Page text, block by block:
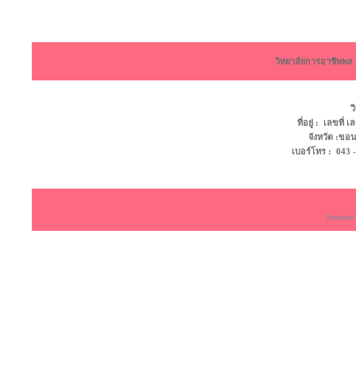
วิทยาลัยการอาชีพพ
ที่อยู่ : เลขที่ เ
จังหวัด :ข
เบอร์โทร :